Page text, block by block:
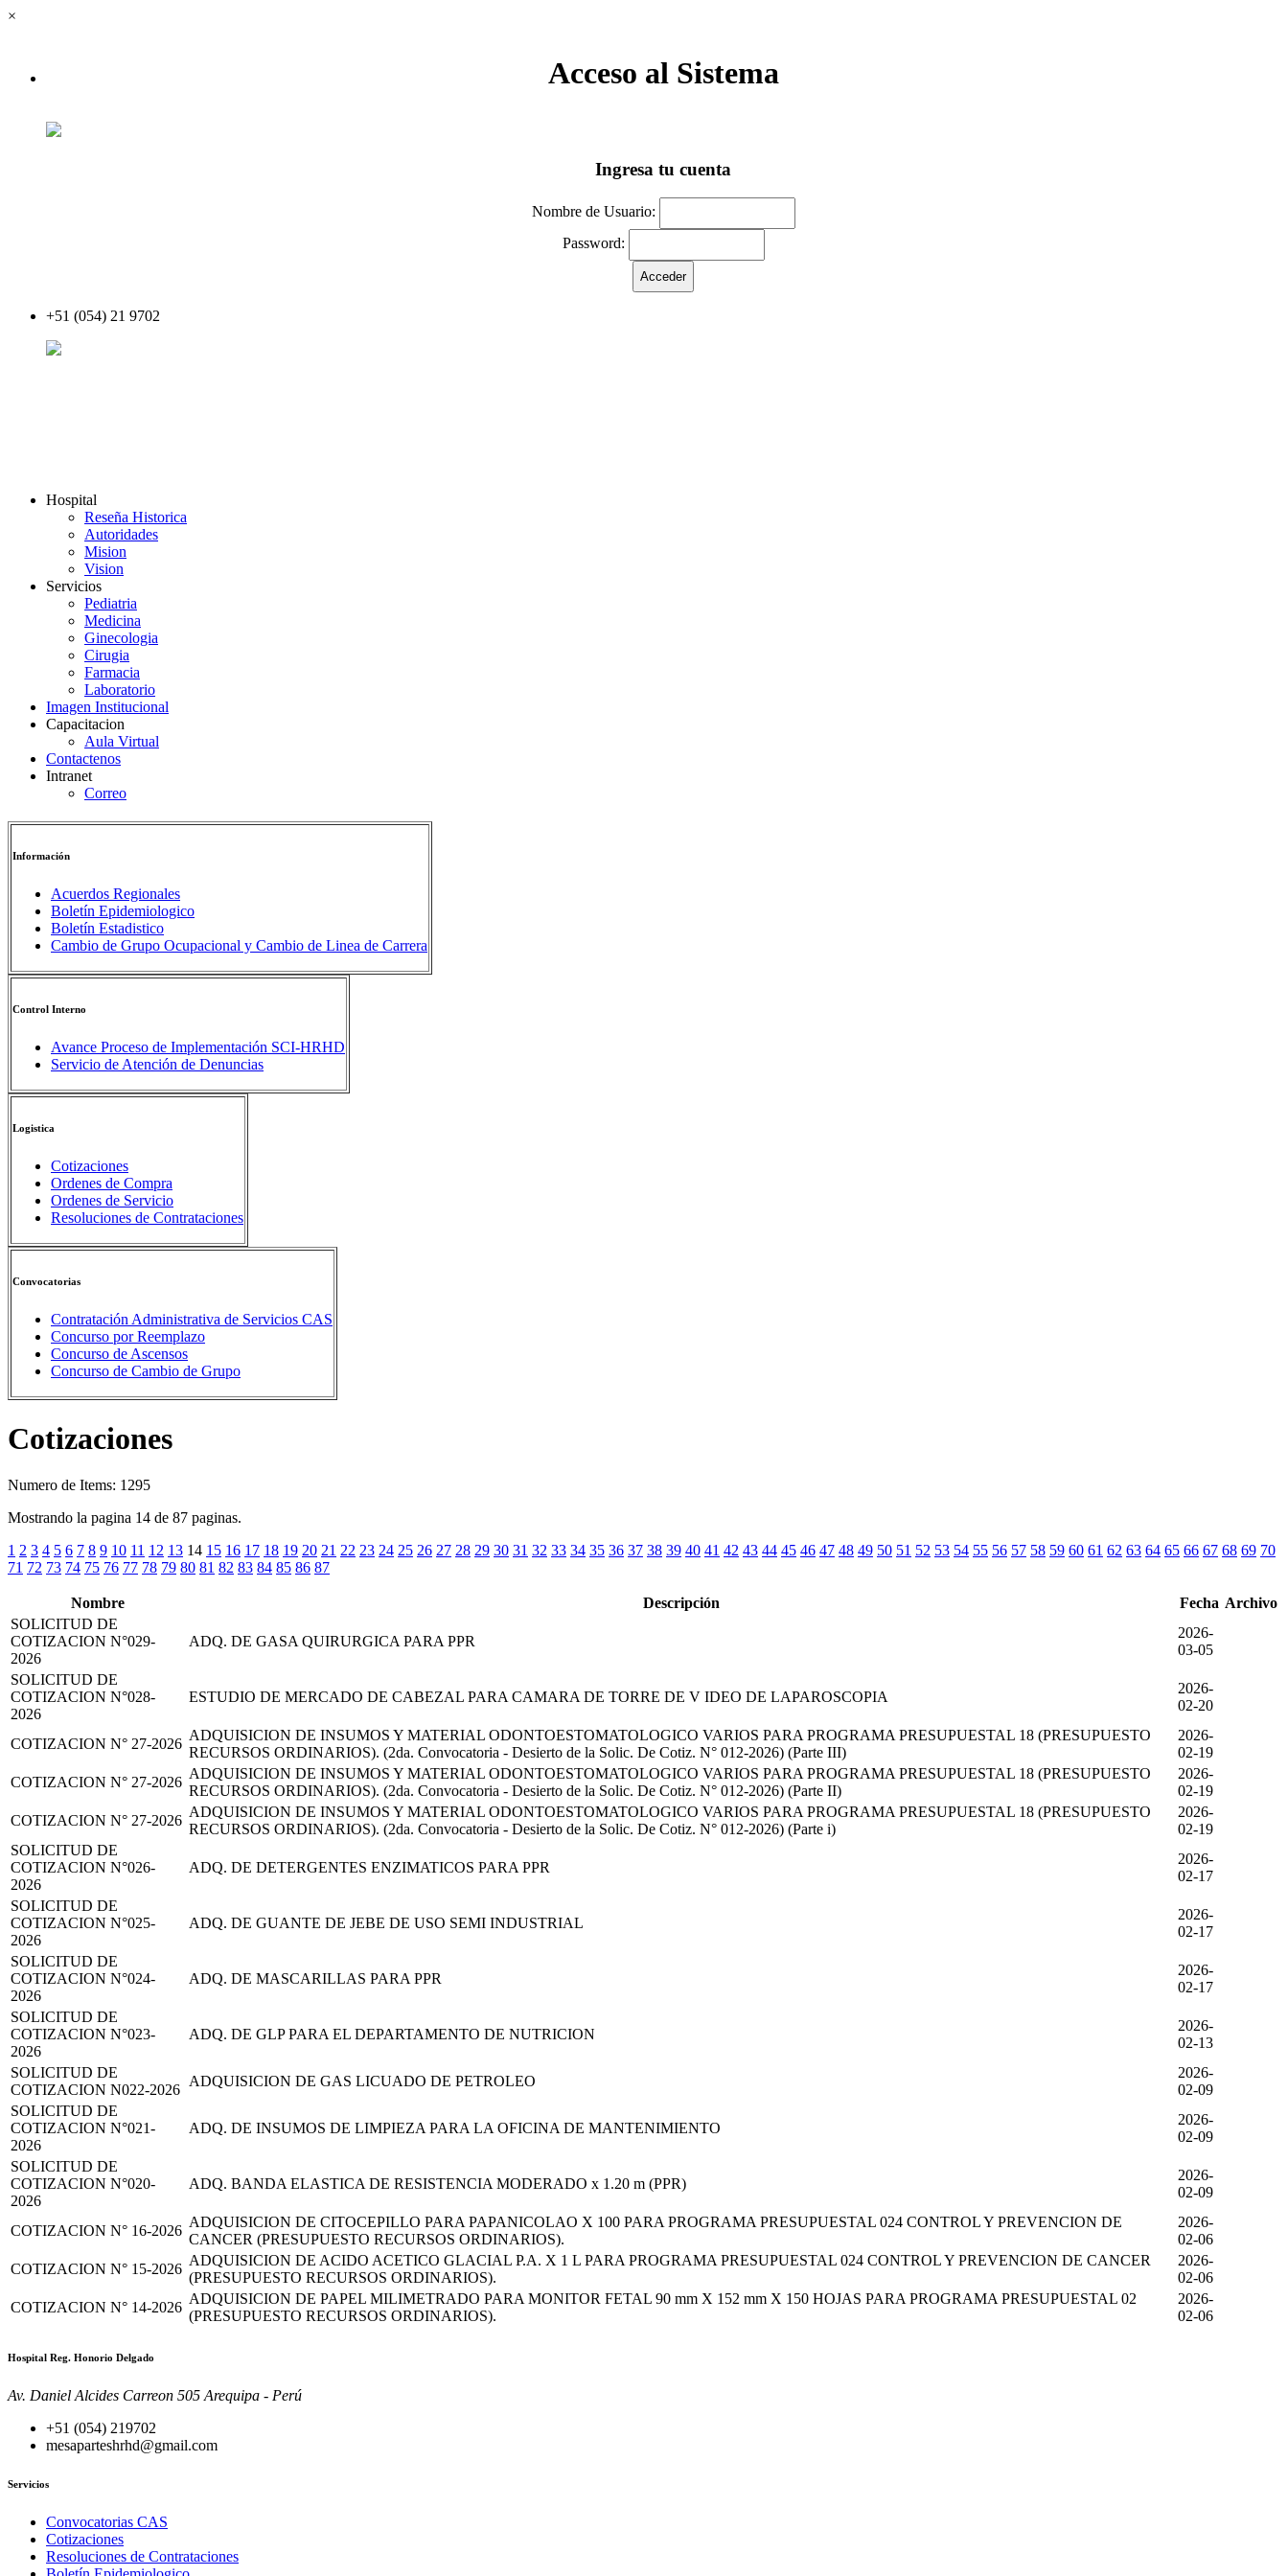
×
Acceso al Sistema
Ingresa tu cuenta
Nombre de Usuario:
Password:
+51 (054) 21 9702
Hospital
Reseña Historica
Autoridades
Mision
Vision
Servicios
Pediatria
Medicina
Ginecologia
Cirugia
Farmacia
Laboratorio
Imagen Institucional
Capacitacion
Aula Virtual
Contactenos
Intranet
Correo
Información
Acuerdos Regionales
Boletín Epidemiologico
Boletín Estadistico
Cambio de Grupo Ocupacional y Cambio de Linea de Carrera
Control Interno
Avance Proceso de Implementación SCI-HRHD
Servicio de Atención de Denuncias
Logistica
Cotizaciones
Ordenes de Compra
Ordenes de Servicio
Resoluciones de Contrataciones
Convocatorias
Contratación Administrativa de Servicios CAS
Concurso por Reemplazo
Concurso de Ascensos
Concurso de Cambio de Grupo
Cotizaciones
Numero de Items: 1295
Mostrando la pagina 14 de 87 paginas.
1 2 3 4 5 6 7 8 9 10 11 12 13 14 15 16 17 18 19 20 21 22 23 24 25 26 27 28 29 30 31 32 33 34 35 36 37 38 39 40 41 42 43 44 45 46 47 48 49 50 51 52 53 54 55 56 57 58 59 60 61 62 63 64 65 66 67 68 69 70
71 72 73 74 75 76 77 78 79 80 81 82 83 84 85 86 87
Nombre Descripción Fecha Archivo
SOLICITUD DE
COTIZACION N°029-
2026
ADQ. DE GASA QUIRURGICA PARA PPR
2026-
03-05
SOLICITUD DE
COTIZACION N°028-
2026
ESTUDIO DE MERCADO DE CABEZAL PARA CAMARA DE TORRE DE V IDEO DE LAPAROSCOPIA
2026-
02-20
COTIZACION N° 27-2026
ADQUISICION DE INSUMOS Y MATERIAL ODONTOESTOMATOLOGICO VARIOS PARA PROGRAMA PRESUPUESTAL 18 (PRESUPUESTO
RECURSOS ORDINARIOS). (2da. Convocatoria - Desierto de la Solic. De Cotiz. N° 012-2026) (Parte III)
2026-
02-19
COTIZACION N° 27-2026
ADQUISICION DE INSUMOS Y MATERIAL ODONTOESTOMATOLOGICO VARIOS PARA PROGRAMA PRESUPUESTAL 18 (PRESUPUESTO
RECURSOS ORDINARIOS). (2da. Convocatoria - Desierto de la Solic. De Cotiz. N° 012-2026) (Parte II)
2026-
02-19
COTIZACION N° 27-2026
ADQUISICION DE INSUMOS Y MATERIAL ODONTOESTOMATOLOGICO VARIOS PARA PROGRAMA PRESUPUESTAL 18 (PRESUPUESTO
RECURSOS ORDINARIOS). (2da. Convocatoria - Desierto de la Solic. De Cotiz. N° 012-2026) (Parte i)
2026-
02-19
SOLICITUD DE
COTIZACION N°026-
2026
ADQ. DE DETERGENTES ENZIMATICOS PARA PPR
2026-
02-17
SOLICITUD DE
COTIZACION N°025-
2026
ADQ. DE GUANTE DE JEBE DE USO SEMI INDUSTRIAL
2026-
02-17
SOLICITUD DE
COTIZACION N°024-
2026
ADQ. DE MASCARILLAS PARA PPR
2026-
02-17
SOLICITUD DE
COTIZACION N°023-
2026
ADQ. DE GLP PARA EL DEPARTAMENTO DE NUTRICION
2026-
02-13
SOLICITUD DE
COTIZACION N022-2026
ADQUISICION DE GAS LICUADO DE PETROLEO
2026-
02-09
SOLICITUD DE
COTIZACION N°021-
2026
ADQ. DE INSUMOS DE LIMPIEZA PARA LA OFICINA DE MANTENIMIENTO
2026-
02-09
SOLICITUD DE
COTIZACION N°020-
2026
ADQ. BANDA ELASTICA DE RESISTENCIA MODERADO x 1.20 m (PPR)
2026-
02-09
COTIZACION N° 16-2026
ADQUISICION DE CITOCEPILLO PARA PAPANICOLAO X 100 PARA PROGRAMA PRESUPUESTAL 024 CONTROL Y PREVENCION DE
CANCER (PRESUPUESTO RECURSOS ORDINARIOS).
2026-
02-06
COTIZACION N° 15-2026
ADQUISICION DE ACIDO ACETICO GLACIAL P.A. X 1 L PARA PROGRAMA PRESUPUESTAL 024 CONTROL Y PREVENCION DE CANCER
(PRESUPUESTO RECURSOS ORDINARIOS).
2026-
02-06
COTIZACION N° 14-2026
ADQUISICION DE PAPEL MILIMETRADO PARA MONITOR FETAL 90 mm X 152 mm X 150 HOJAS PARA PROGRAMA PRESUPUESTAL 02
(PRESUPUESTO RECURSOS ORDINARIOS).
2026-
02-06
Hospital Reg. Honorio Delgado
Av. Daniel Alcides Carreon 505 Arequipa - Perú
+51 (054) 219702
mesaparteshrhd@gmail.com
Servicios
Convocatorias CAS
Cotizaciones
Resoluciones de Contrataciones